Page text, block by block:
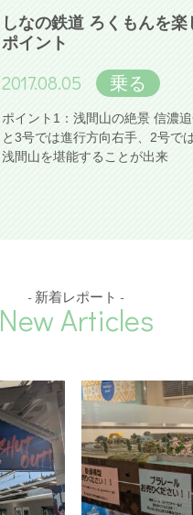
しなの鉄道 ろくもんを
ポイント
2017.08.05 乗る
ポイント1：浅間山の絶景 信濃
と3号では進行方向右手、2号で
浅間山を堪能することが出来
- 新着レポート -
New Articles